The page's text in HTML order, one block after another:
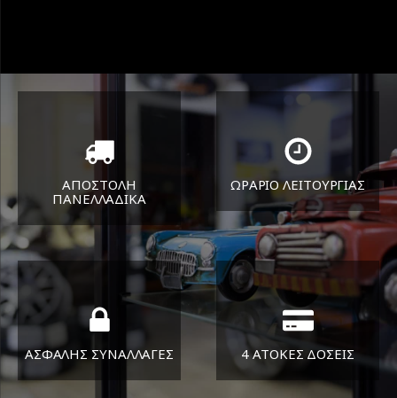
ΑΠΟΣΤΟΛΗ
ΠΑΝΕΛΛΑΔΙΚA
Όπου και αν είστε θα σας
στείλουμε τα ελαστικά σας
ΩΡΑΡΙΟ ΛΕΙΤΟΥΡΓΙΑΣ
ΔΕΥ-ΠΑΡ 8:30-17:30
ΣΑΒ 8:30-13:30
ΑΣΦΑΛΗΣ ΣΥΝΑΛΛΑΓΕΣ 4 ΑΤΟΚΕΣ ΔΟΣΕΙΣ